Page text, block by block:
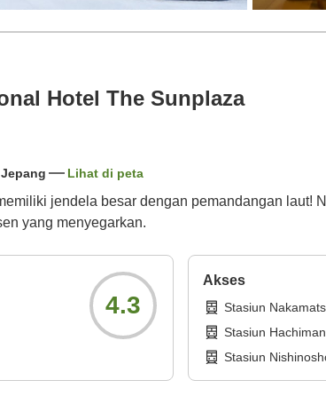
Hotel The Sunplaza
Lihat di peta
jendela besar dengan pemandangan
yang menyegarkan.
4.3
Akses
Stasiun
Stasiun
Stasiun